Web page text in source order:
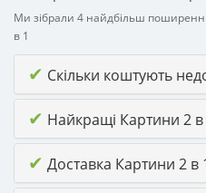
Ми зібрали 4 найдбільш
в 1
✔ Скільки коштують
✔ Найкращі Картини 2 в
✔ Доставка Картини 2 в